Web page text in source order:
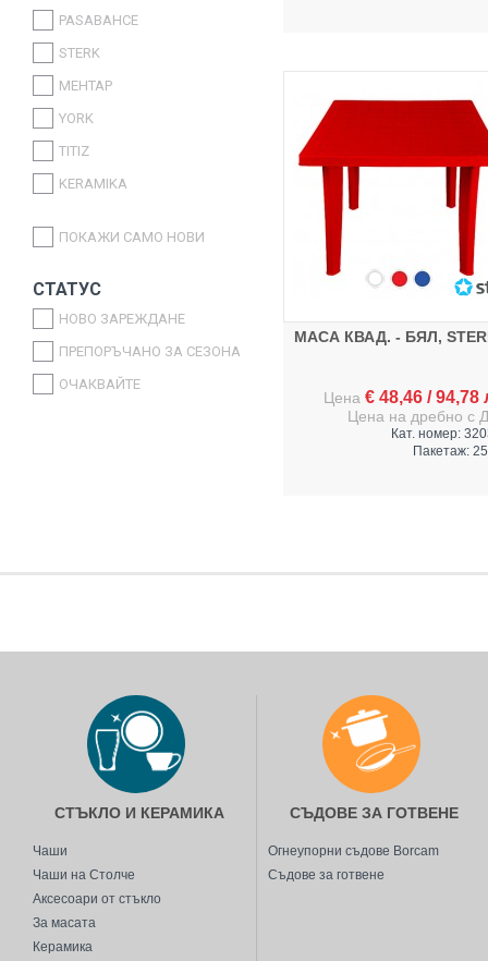
PASABAHCE
STERK
MEHTAP
YORK
TITIZ
KERAMIKA
GEZER
PAPILION
SARINAGLASS
KOZA
CANPOL
SMILE MOP
ПОКАЖИ САМО НОВИ
СТАТУС
НОВО ЗАРЕЖДАНЕ
ПРЕПОРЪЧАНО ЗА СЕЗОНА
ОЧАКВАЙТЕ
МАСА КВАД. - БЯЛ,
Цена € 48,46 /94,78
Цена на дребно с
Кат. номер:
Пакетаж:
СТЪКЛО И КЕРАМИКА
Чаши
Чаши на Столче
Аксесоари от стъкло
За масата
Керамика
СЪДОВЕ ЗА ГОТВЕНЕ
Огнеупорни съдове Borcam
Съдове за готвене